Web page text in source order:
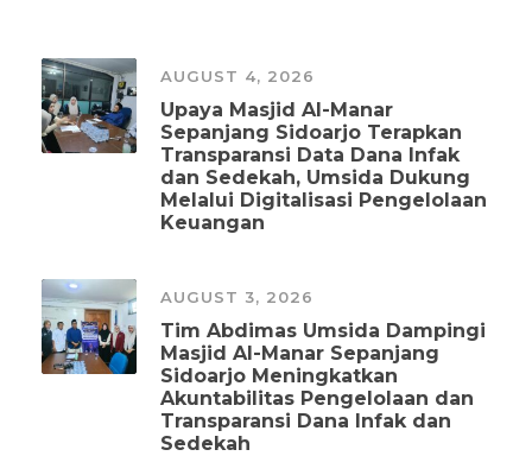
AUGUST 4, 2026
Upaya Masjid Al-Manar
Sepanjang Sidoarjo Terapkan
Transparansi Data Dana Infak
dan Sedekah, Umsida Dukung
Melalui Digitalisasi Pengelolaan
Keuangan
AUGUST 3, 2026
Tim Abdimas Umsida Dampingi
Masjid Al-Manar Sepanjang
Sidoarjo Meningkatkan
Akuntabilitas Pengelolaan dan
Transparansi Dana Infak dan
Sedekah